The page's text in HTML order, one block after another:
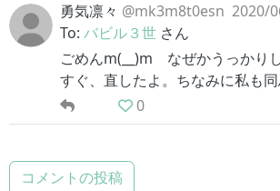
勇気凛々 @mk3m8t0esn 2020/
To: バビル３世 さん
ごめんm(__)m なぜかうっかりし
すぐ、直したよ。ちなみに私も
0
コメントの投稿